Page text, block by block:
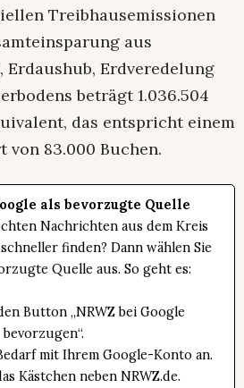
Treibhausemissionen
aus
Erdaushub, Erdveredelung
beträgt 1.036.504
das entspricht einem
von 83.000 Buchen.
als bevorzugte Quelle
Nachrichten aus dem Kreis
finden? Dann wählen Sie
Quelle aus. So geht es:
Button „NRWZ bei Google
bevorzugen“.
mit Ihrem Google-Konto an.
Kästchen neben NRWZ.de.